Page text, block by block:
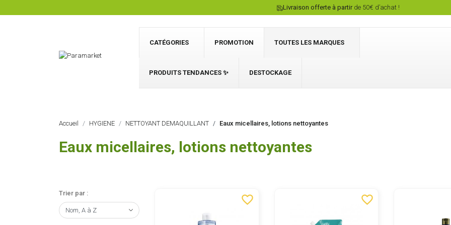
Livraison offerte à partirde 50€ d’achat !
CATÉGORIES PROMOTION TOUTES LES MARQUES
PRODUITS TENDANCES ✨ DESTOCKAGE
Accueil HYGIENE NETTOYANT DEMAQUILLANT Eaux micellaires, lotions nettoyantes
Eaux micellaires, lotions nettoyantes
Trier par : favorite_border favorite_border